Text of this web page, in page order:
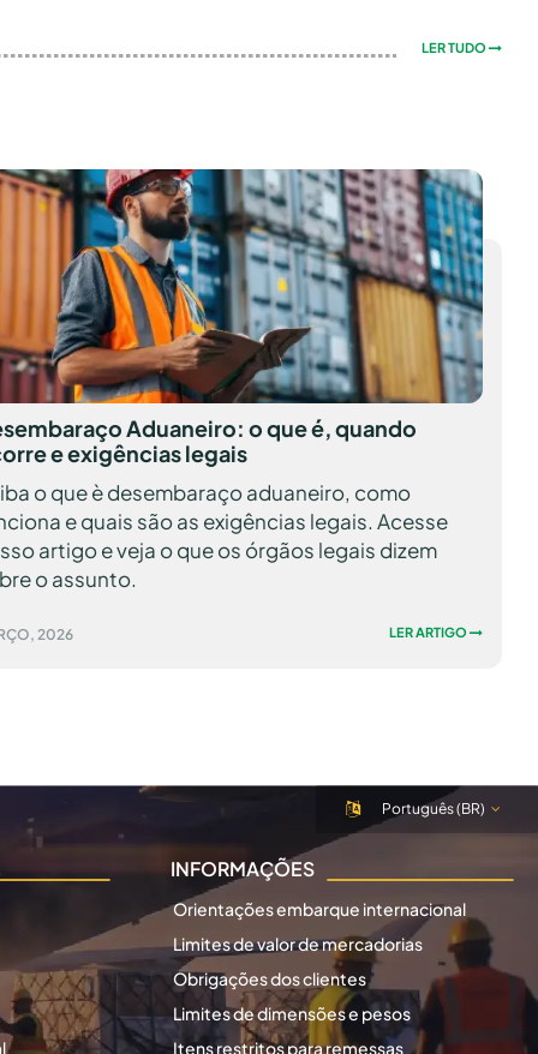
LER TUDO
Aduaneiro: o que é, quando
e exigências legais
o que è desembaraço aduaneiro, como
e quais são as exigências legais. Acesse
artigo e veja o que os órgãos legais dizem
o assunto.
2026 LER ARTIGO
Português (BR)
INFORMAÇÕES
Orientações embarque internacional
Limites de valor de mercadorias
Obrigações dos clientes
Limites de dimensões e pesos
Itens restritos para remessas